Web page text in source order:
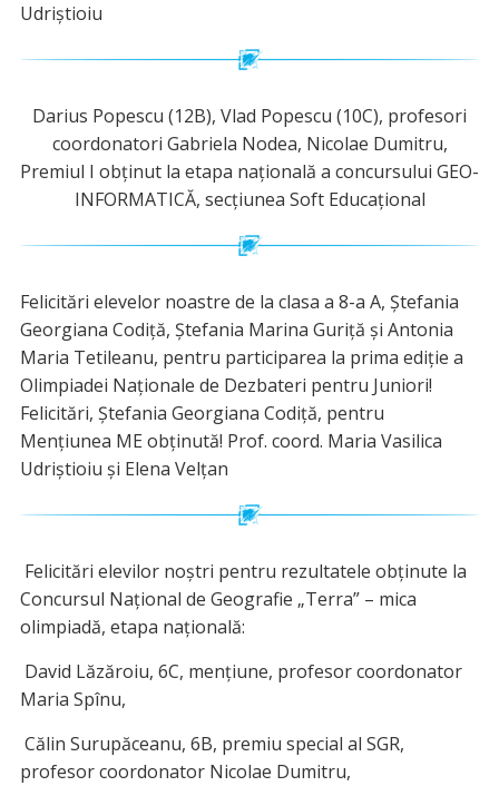
Udriștioiu
Darius Popescu (12B), Vlad Popescu (10C), profesori
coordonatori Gabriela Nodea, Nicolae Dumitru,
Premiul I obținut la etapa națională a concursului GEO-
INFORMATICĂ, secțiunea Soft Educațional
Felicitări elevelor noastre de la clasa a 8-a A, Ștefania
Georgiana Codiță, Ștefania Marina Guriță și Antonia
Maria Tetileanu, pentru participarea la prima ediție a
Olimpiadei Naționale de Dezbateri pentru Juniori!
Felicitări, Ștefania Georgiana Codiță, pentru
Mențiunea ME obținută! Prof. coord. Maria Vasilica
Udriștioiu și Elena Velțan
Felicitări elevilor noștri pentru rezultatele obținute la
Concursul Național de Geografie „Terra” – mica
olimpiadă, etapa națională:
David Lăzăroiu, 6C, mențiune, profesor coordonator
Maria Spînu,
Călin Surupăceanu, 6B, premiu special al SGR,
profesor coordonator Nicolae Dumitru,